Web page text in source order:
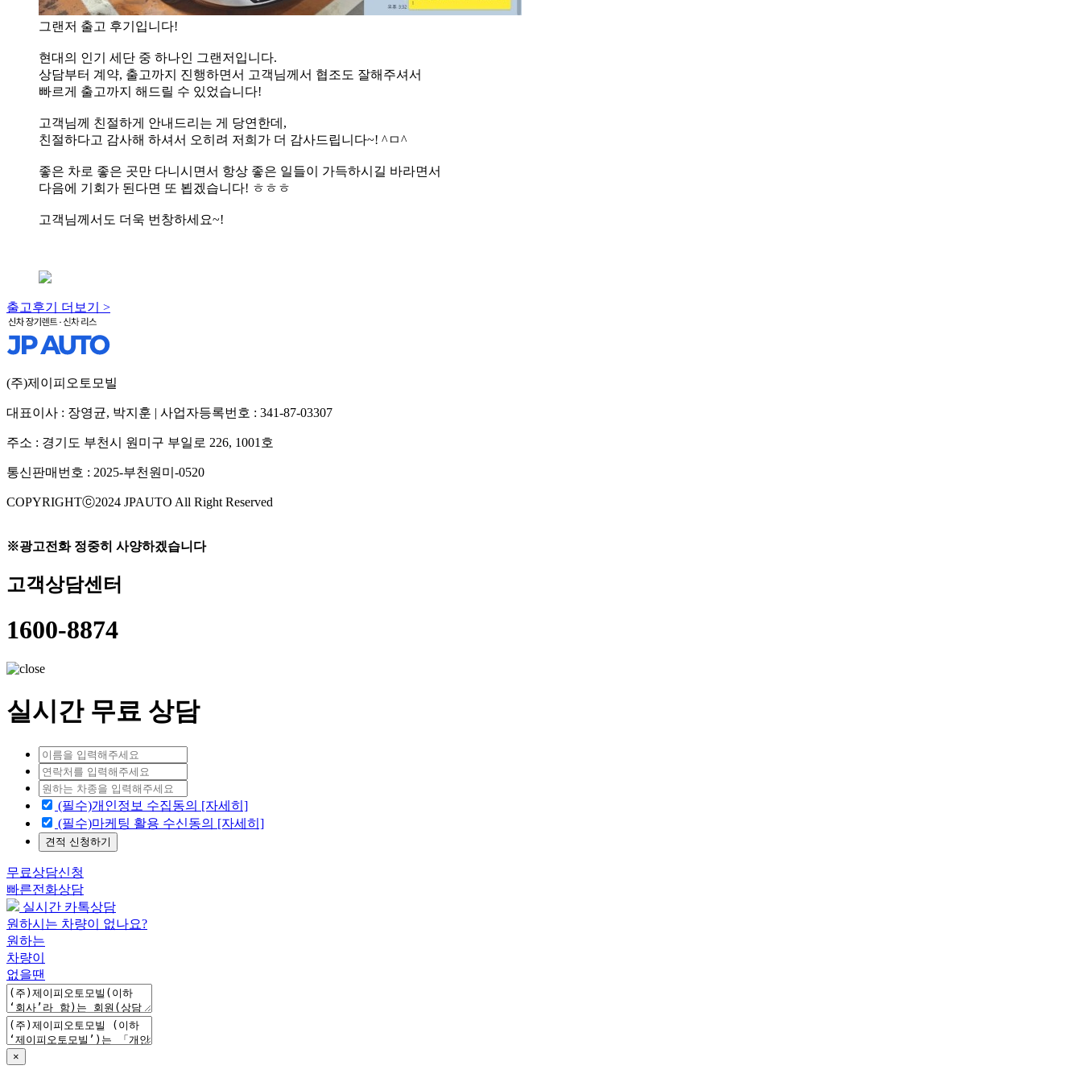
그랜저 출고 후기입니다!
현대의 인기 세단 중 하나인 그랜저입니다.
상담부터 계약, 출고까지 진행하면서 고객님께서 협조도 잘해주셔서
빠르게 출고까지 해드릴 수 있었습니다!
고객님께 친절하게 안내드리는 게 당연한데,
친절하다고 감사해 하셔서 오히려 저희가 더 감사드립니다~! ^ㅁ^
좋은 차로 좋은 곳만 다니시면서 항상 좋은 일들이 가득하시길 바라면서
다음에 기회가 된다면 또 뵙겠습니다! ㅎㅎㅎ
고객님께서도 더욱 번창하세요~!
출고후기 더보기 >
(주)제이피오토모빌
대표이사 : 장영균, 박지훈 | 사업자등록번호 : 341-87-03307
주소 : 경기도 부천시 원미구 부일로 226, 1001호
통신판매번호 : 2025-부천원미-0520
COPYRIGHTⓒ2024 JPAUTO All Right Reserved
※광고전화 정중히 사양하겠습니다
고객상담센터
1600-8874
실시간 무료 상담
(필수)개인정보 수집동의 [자세히]
(필수)마케팅 활용 수신동의 [자세히]
견적 신청하기
무료상담신청
빠른전화상담
실시간 카톡상담
원하시는 차량이 없나요?
원하는
차량이
없을땐
×